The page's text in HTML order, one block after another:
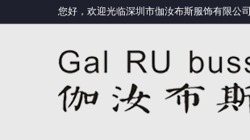
您好，欢迎光临深圳市伽汝布斯服饰有限公司